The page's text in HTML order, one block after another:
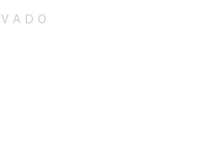
V A D O